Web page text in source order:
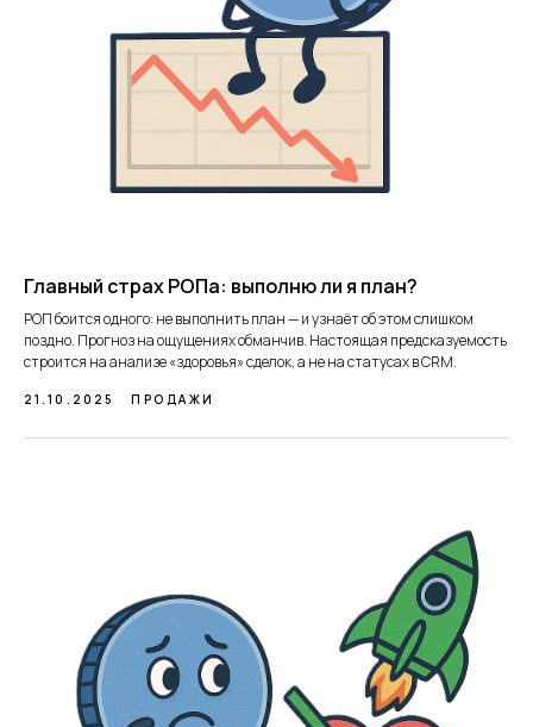
Главный страх РОПа: выполню ли я план?
РОП боится одного: не выполнить план — и узнаёт об этом слишком
поздно. Прогноз на ощущениях обманчив. Настоящая предсказуемость
строится на анализе «здоровья» сделок, а не на статусах в CRM.
21.10.2025 ПРОДАЖИ